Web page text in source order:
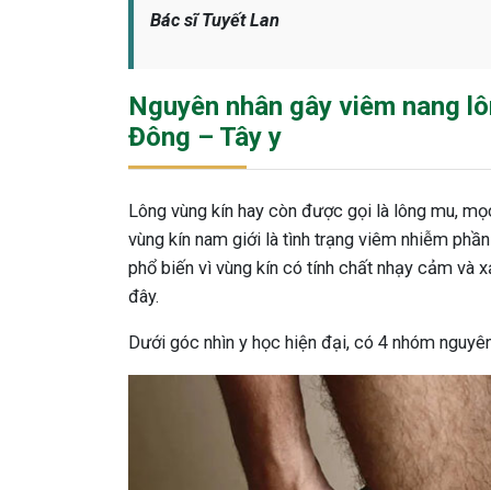
Bác sĩ Tuyết Lan
Nguyên nhân gây viêm nang
Đông – Tây y
Lông vùng kín hay còn được gọi là lông mu,
vùng kín nam giới là tình trạng viêm nhiễm
phổ biến vì vùng kín có tính chất nhạy cảm và
đây.
Dưới góc nhìn y học hiện đại, có 4 nhóm